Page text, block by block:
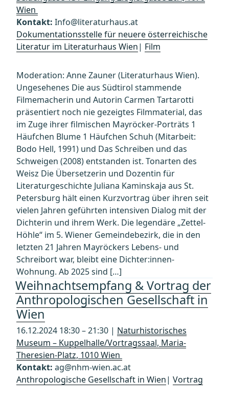
Wien
Kontakt: Info@literaturhaus.at
Dokumentationsstelle für neuere österreichische
Literatur im Literaturhaus Wien| Film
Moderation: Anne Zauner (Literaturhaus Wien).
Ungesehenes Die aus Südtirol stammende
Filmemacherin und Autorin Carmen Tartarotti
präsentiert noch nie gezeigtes Filmmaterial, das
im Zuge ihrer filmischen Mayröcker-Porträts 1
Häufchen Blume 1 Häufchen Schuh (Mitarbeit:
Bodo Hell, 1991) und Das Schreiben und das
Schweigen (2008) entstanden ist. Tonarten des
Weisz Die Übersetzerin und Dozentin für
Literaturgeschichte Juliana Kaminskaja aus St.
Petersburg hält einen Kurzvortrag über ihren seit
vielen Jahren geführten intensiven Dialog mit der
Dichterin und ihrem Werk. Die legendäre „Zettel-
Höhle“ im 5. Wiener Gemeindebezirk, die in den
letzten 21 Jahren Mayröckers Lebens- und
Schreibort war, bleibt eine Dichter:innen-
Wohnung. Ab 2025 sind […]
Weihnachtsempfang & Vortrag der
Anthropologischen Gesellschaft in
Wien
16.12.2024 18:30 – 21:30 | Naturhistorisches
Museum – Kuppelhalle/Vortragssaal, Maria-
Theresien-Platz, 1010 Wien
Kontakt: ag@nhm-wien.ac.at
Anthropologische Gesellschaft in Wien| Vortrag